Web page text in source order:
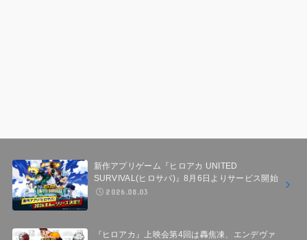
新作アプリゲーム『ヒロアカ UNITED
SURVIVAL(ヒロサバ)』8月6日よりサービス開始
2026.08.03
『ヒロアカ』上映会第4回は轟焦凍、エンデヴァ